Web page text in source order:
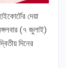
দেয়া
(৭ জুলাই)
দিনের